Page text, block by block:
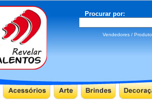
Procurar por:
Vendedores /